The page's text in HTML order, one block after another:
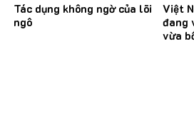
Tác dụng không ngờ của lõi
ngô
Việt
đang
vừa